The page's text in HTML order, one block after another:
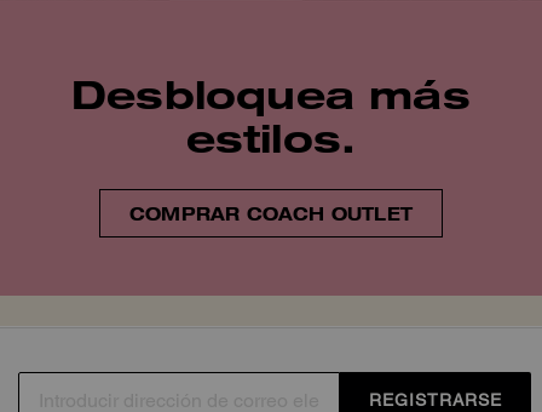
Desbloquea más
estilos.
COMPRAR COACH OUTLET
REGISTRARSE